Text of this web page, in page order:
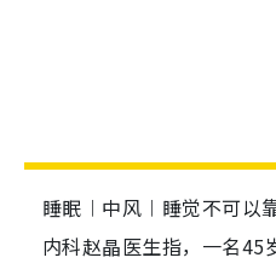
睡眠︱中风︱睡觉不可以
内科赵晶医生指，一名45